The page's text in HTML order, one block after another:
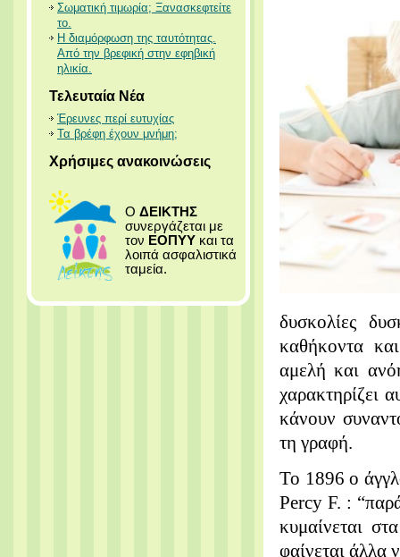
Σωματική τιμωρία; Ξανασκεφτείτε
το.
Η διαμόρφωση της ταυτότητας.
Από την βρεφική στην εφηβική
ηλικία.
Τελευταία Νέα
Έρευνες περί ευτυχίας
Τα βρέφη έχουν μνήμη;
Χρήσιμες ανακοινώσεις
Ο ΔΕΙΚΤΗΣ
συνεργάζεται με
τον ΕΟΠΥΥ και τα
λοιπά ασφαλιστικά
ταμεία.
δυσκολίες
καθήκοντα
αμελή και
χαρακτηρίζει
κάνουν
τη γραφή.
Το 1896 ο
Percy F. :
κυμαίνεται
φαίνεται άλλα